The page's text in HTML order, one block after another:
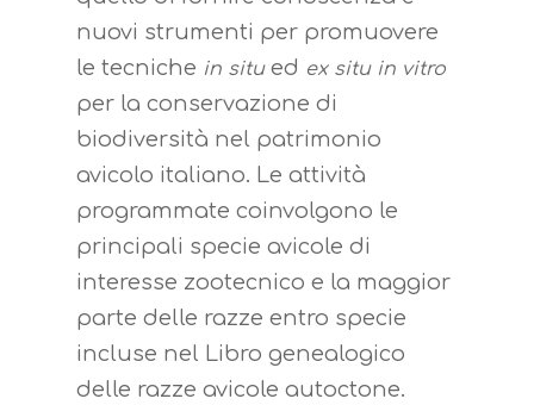
nuovi strumenti per promuovere
le tecniche in situed ex situ in vitro
per la conservazione di
biodiversità nel patrimonio
avicolo italiano. Le attività
programmate coinvolgono le
principali specie avicole di
interesse zootecnico e la maggior
parte delle razze entro specie
incluse nel Libro genealogico
delle razze avicole autoctone.